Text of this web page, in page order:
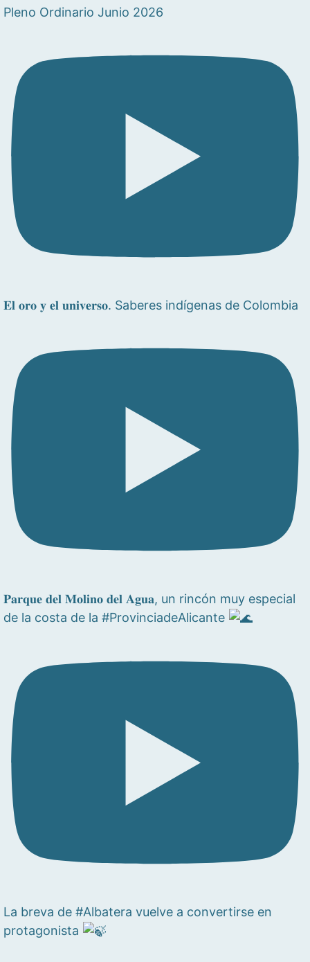
Pleno Ordinario Junio 2026
𝐄𝐥 𝐨𝐫𝐨 𝐲 𝐞𝐥 𝐮𝐧𝐢𝐯𝐞𝐫𝐬𝐨. Saberes indígenas de Colombia
𝐏𝐚𝐫𝐪𝐮𝐞 𝐝𝐞𝐥 𝐌𝐨𝐥𝐢𝐧𝐨 𝐝𝐞𝐥 𝐀𝐠𝐮𝐚, un rincón muy especial
de la costa de la #ProvinciadeAlicante
La breva de #Albatera vuelve a convertirse en
protagonista